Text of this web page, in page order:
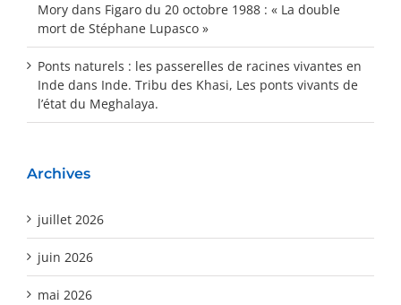
Mory dans Figaro du 20 octobre 1988 : « La double
mort de Stéphane Lupasco »
Ponts naturels : les passerelles de racines vivantes en
Inde dans Inde. Tribu des Khasi, Les ponts vivants de
l’état du Meghalaya.
Archives
juillet 2026
juin 2026
mai 2026